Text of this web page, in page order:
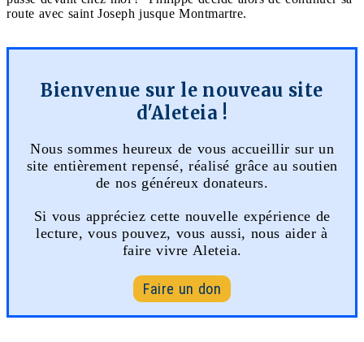
route avec saint Joseph jusque Montmartre.
Bienvenue sur le nouveau site
d'Aleteia !
Nous sommes heureux de vous accueillir sur un
site entièrement repensé, réalisé grâce au soutien
de nos généreux donateurs.
Si vous appréciez cette nouvelle expérience de
lecture, vous pouvez, vous aussi, nous aider à
faire vivre Aleteia.
Faire un don